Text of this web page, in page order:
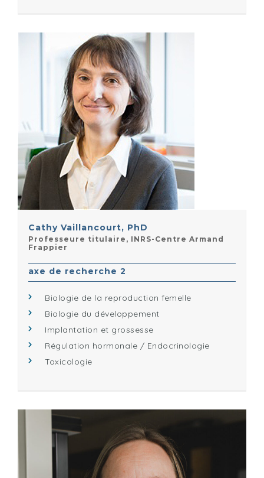
Cathy Vaillancourt, PhD
Professeure titulaire, INRS-Centre Armand
Frappier
axe de recherche 2
Biologie de la reproduction femelle
Biologie du développement
Implantation et grossesse
Régulation hormonale / Endocrinologie
Toxicologie